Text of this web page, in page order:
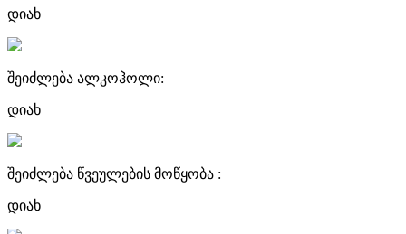
დიახ
შეიძლება ალკოჰოლი:
დიახ
შეიძლება წვეულების მოწყობა :
დიახ